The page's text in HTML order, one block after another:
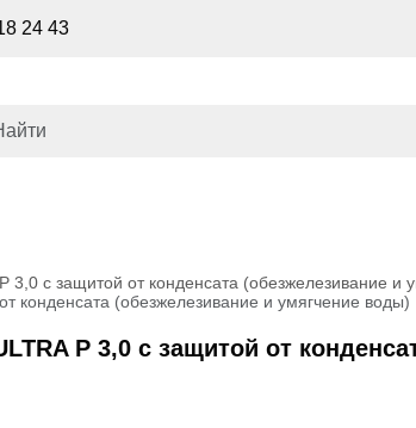
24 43
3,0 с защитой от конденсата (обезжелезивание и
конденсата (обезжелезивание и умягчение воды)
P 3,0 с защитой от